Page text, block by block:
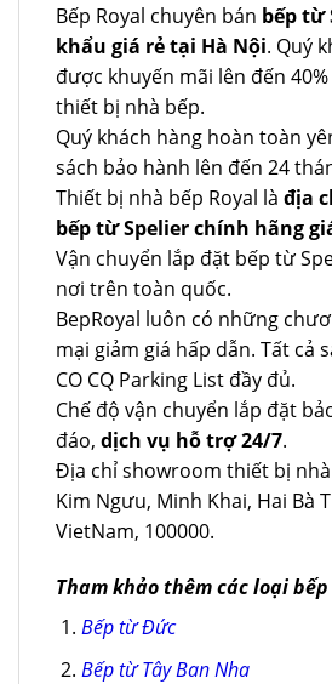
Bếp Royal chuyên bán bếp từ
khẩu giá rẻ tại Hà Nội. Quý
được khuyến mãi lên đến
thiết bị nhà bếp.
Quý khách hàng hoàn toàn
sách bảo hành lên đến 24
Thiết bị nhà bếp Royal là địa
bếp từ Spelier chính hãng
Vận chuyển lắp đặt bếp từ
nơi trên toàn quốc.
BepRoyal luôn có những
mại giảm giá hấp dẫn. Tất cả
CO CQ Parking List đầy đủ.
Chế độ vận chuyển lắp đặt
đáo, dịch vụ hỗ trợ 24/7.
Địa chỉ showroom thiết bị nhà
Kim Ngưu, Minh Khai, Hai Bà
VietNam, 100000.
Tham khảo thêm các loại
Bếp từ Đức
Bếp từ Tây Ban Nha